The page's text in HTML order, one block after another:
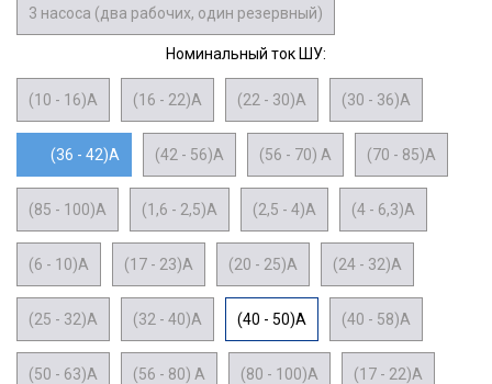
3 насоса (два рабочих, один резервный)
Номинальный ток ШУ:
(10 - 16)А (16 - 22)А (22 - 30)А (30 - 36)А
(36 - 42)А (42 - 56)А (56 - 70) А (70 - 85)А
(85 - 100)А (1,6 - 2,5)А (2,5 - 4)А (4 - 6,3)А
(6 - 10)А (17 - 23)А (20 - 25)А (24 - 32)А
(25 - 32)А (32 - 40)А (40 - 50)А (40 - 58)А
(50 - 63)А (56 - 80) А (80 - 100)А (17 - 22)А